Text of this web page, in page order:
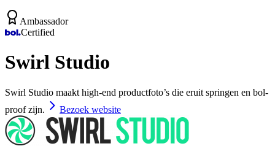
Ambassador
Certified
Swirl Studio
Swirl Studio maakt high-end productfoto’s die eruit springen en bol-
proof zijn.
Bezoek website